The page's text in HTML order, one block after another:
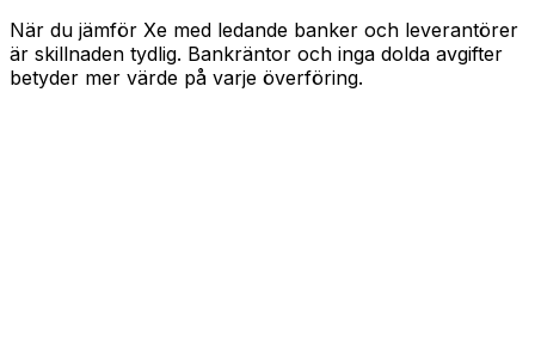
När du jämför Xe med ledande banker och leverantörer
är skillnaden tydlig. Bankräntor och inga dolda avgifter
betyder mer värde på varje överföring.